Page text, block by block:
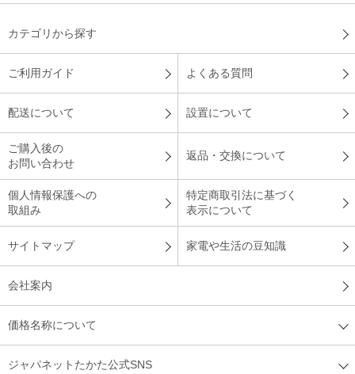
カテゴリから探す
ご利用ガイド よくある質問
配送について 設置について
ご購入後の
お問い合わせ
返品・交換について
個人情報保護への
取組み
特定商取引法に基づく
表示について
サイトマップ 家電や生活の豆知識
会社案内
価格名称について
ジャパネットたかた公式SNS